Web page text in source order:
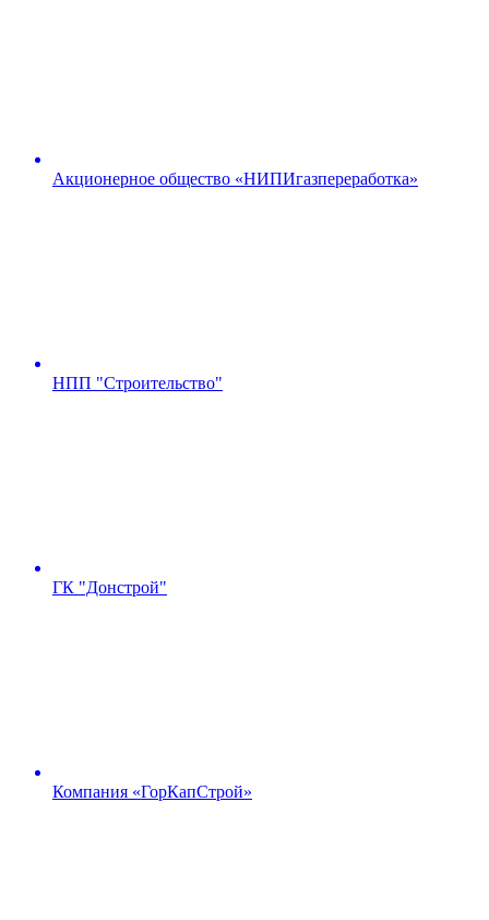
Акционерное общество «НИПИгазпереработка»
НПП "Строительство"
ГК "Донстрой"
Компания «ГорКапСтрой»